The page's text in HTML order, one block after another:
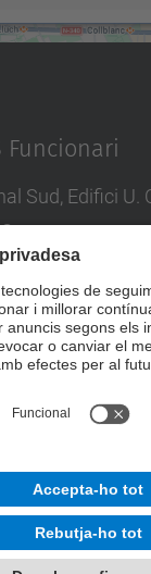
Accepta
by
Funcionari
Sud, Edifici U.
amb